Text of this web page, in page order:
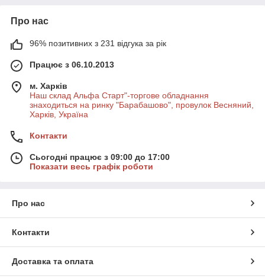
Про нас
96% позитивних з 231 відгука за рік
Працює з 06.10.2013
м. Харків
Наш склад Альфа Старт"-торгове обладнання
знаходиться на ринку "Барабашово", провулок Весняний,
Харків, Україна
Контакти
Сьогодні працює з 09:00 до 17:00
Показати весь графік роботи
Про нас
Контакти
Доставка та оплата